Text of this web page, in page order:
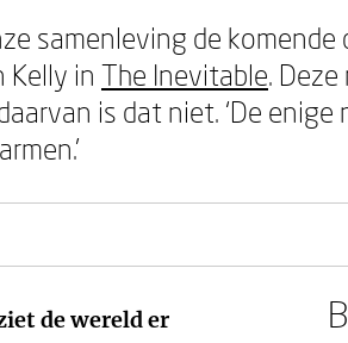
samenleving de
Kelly in The Inevitable.
is dat niet. ‘De
de wereld er